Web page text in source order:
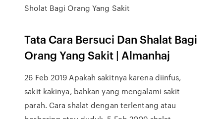
Sholat Bagi Orang Yang Sakit
Tata Cara Bersuci Dan Shalat Bagi
Orang Yang Sakit | Almanhaj
26 Feb 2019 Apakah sakitnya karena diinfus,
sakit kakinya, bahkan yang mengalami sakit
parah. Cara shalat dengan terlentang atau